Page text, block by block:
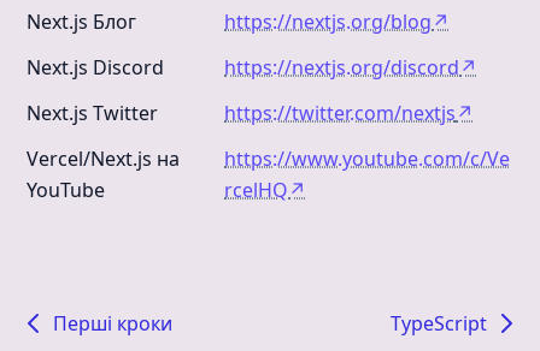
Next.js Блог
https://nextjs.org/blog↗
Next.js Discord
https://nextjs.org/discord↗
Next.js Twitter
https://twitter.com/nextjs↗
Vercel/Next.js на
YouTube
https://www.youtube.com/c/Ve
rcelHQ↗
Перші кроки TypeScript